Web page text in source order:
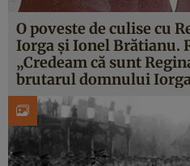
O poveste de culise cu
Iorga și Ionel Brătianu.
„Credeam că sunt
brutarul domnului